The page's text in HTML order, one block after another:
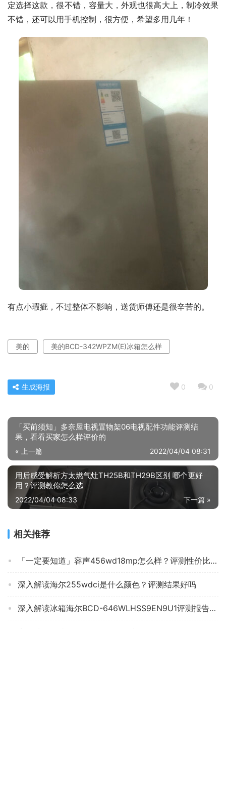
定选择这款，很不错，容量大，外观也很高大上，制冷效果
不错，还可以用手机控制，很方便，希望多用几年！
有点小瑕疵，不过整体不影响，送货师傅还是很辛苦的。
美的 美的BCD-342WPZM(E)冰箱怎么样
0 0
生成海报
「买前须知」多奈屋电视置物架06电视配件功能评测结
果，看看买家怎么样评价的
« 上一篇 2022/04/04 08:31
用后感受解析方太燃气灶TH25B和TH29B区别 哪个更好
用？评测教你怎么选
下一篇 »
2022/04/04 08:33
相关推荐
「一定要知道」容声456wd18mp怎么样？评测性价比高吗
深入解读海尔255wdci是什么颜色？评测结果好吗
深入解读冰箱海尔BCD-646WLHSS9EN9U1评测报告怎么样？质量不靠谱？